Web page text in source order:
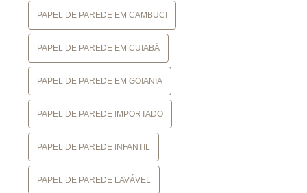
PAPEL DE PAREDE EM CAMBUCI
PAPEL DE PAREDE EM CUIABÁ
PAPEL DE PAREDE EM GOIANIA
PAPEL DE PAREDE IMPORTADO
PAPEL DE PAREDE INFANTIL
PAPEL DE PAREDE LAVÁVEL